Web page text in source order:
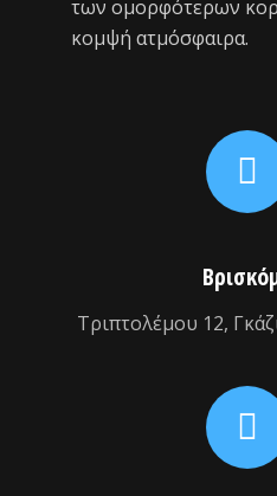
των ομορφότερων
κομψή ατμόσφαιρα.
Τριπτολέμου 12,